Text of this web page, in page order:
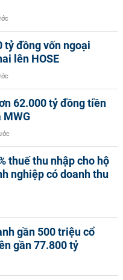
tỷ đồng vốn ngoại
lên HOSE
62.000 tỷ đồng tiền
MWG
thuế thu nhập cho hộ
nghiệp có doanh thu
gần 500 triệu cổ
gần 77.800 tỷ